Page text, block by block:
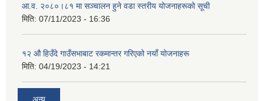
आ.व. २०८०।८१ मा सञ्चालन हुने वडा स्तरीय योजनाहरूको सूची
मिति: 07/11/2023 - 16:36
१२ औ हिउँदे गाउँसभाबाट रकमान्तर गरिएको नयाँ योजनाहरू
मिति: 04/19/2023 - 14:21